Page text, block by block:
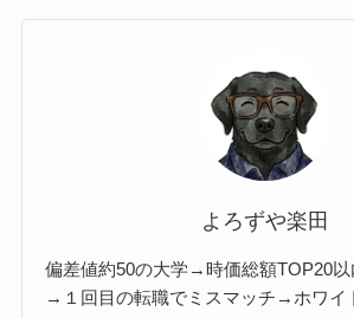
よろずや楽田
偏差値約50の大学→時価総額TOP20以
→１回目の転職でミスマッチ→ホワイ